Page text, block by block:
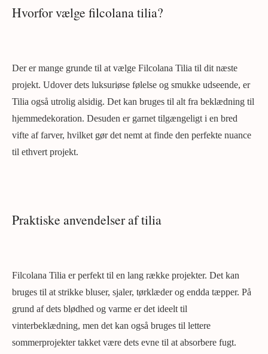
Hvorfor vælge filcolana tilia?
Der er mange grunde til at vælge Filcolana Tilia til dit næste
projekt. Udover dets luksuriøse følelse og smukke udseende, er
Tilia også utrolig alsidig. Det kan bruges til alt fra beklædning til
hjemmedekoration. Desuden er garnet tilgængeligt i en bred
vifte af farver, hvilket gør det nemt at finde den perfekte nuance
til ethvert projekt.
Praktiske anvendelser af tilia
Filcolana Tilia er perfekt til en lang række projekter. Det kan
bruges til at strikke bluser, sjaler, tørklæder og endda tæpper. På
grund af dets blødhed og varme er det ideelt til
vinterbeklædning, men det kan også bruges til lettere
sommerprojekter takket være dets evne til at absorbere fugt.